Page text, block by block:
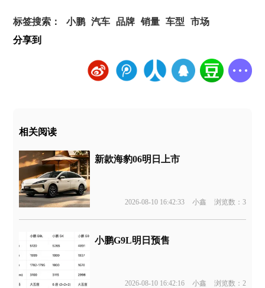
标签搜索： 小鹏 汽车 品牌 销量 车型
市场
分享到
相关阅读
新款海豹06明日上市
2026-08-10 16:42:33 小鑫 浏览数：3
小鹏G9L明日预售
2026-08-10 16:42:16 小鑫 浏览数：2